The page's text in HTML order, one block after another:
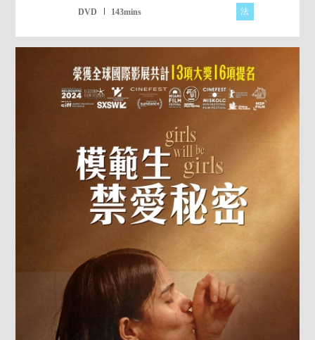
DVD 143mins 法